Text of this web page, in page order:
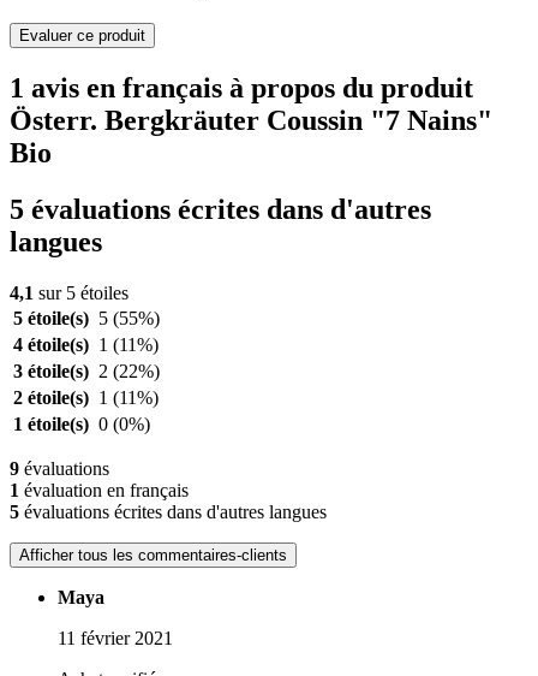
Evaluer ce produit
1 avis en français à propos du produit
Österr. Bergkräuter Coussin "7 Nains"
Bio
5 évaluations écrites dans d'autres
langues
4,1 sur 5 étoiles
5 étoile(s) 5 (55%)
4 étoile(s) 1 (11%)
3 étoile(s) 2 (22%)
2 étoile(s) 1 (11%)
1 étoile(s) 0 (0%)
9 évaluations
1 évaluation en français
5 évaluations écrites dans d'autres langues
Afficher tous les commentaires-clients
Maya
11 février 2021